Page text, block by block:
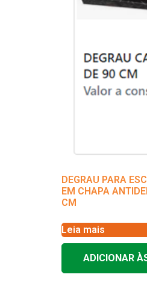
DEGRAU PARA
EM CHAPA
CM
Leia mais
ADICIONAR